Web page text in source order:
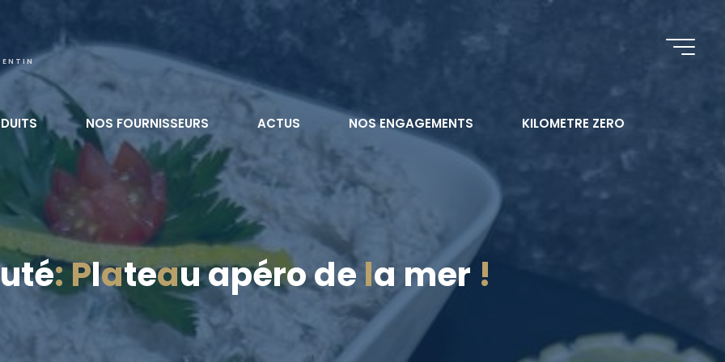
NOS FOURNISSEURS ACTUS NOS ENGAGEMENTS KILOMETRE ZERO
uté:Plateauapérodela mer !